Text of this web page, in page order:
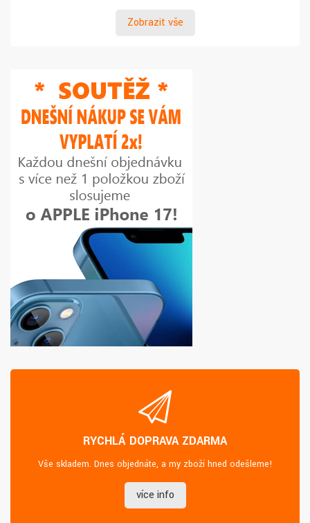
Zobrazit vše
RYCHLÁ DOPRAVA ZDARMA
Vše skladem. Dnes objednáte, a my zboží hned odešleme!
více info